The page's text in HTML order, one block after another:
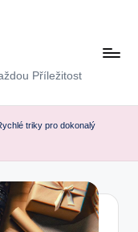
Příležitost
triky pro dokonalý